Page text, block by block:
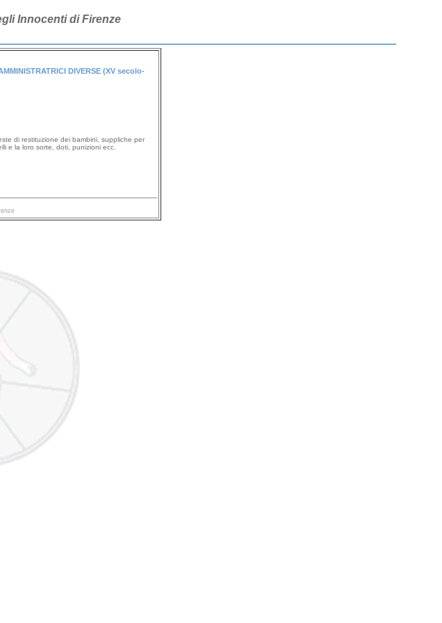
Innocenti di Firenze
DIVERSE (XV secolo-
di restituzione dei bambini, suppliche per
e la loro sorte, doti, punizioni ecc.